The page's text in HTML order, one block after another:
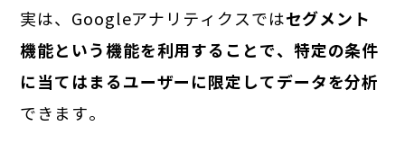
実は、Googleアナリティクスではセグメント
機能という機能を利用することで、特定の条件
に当てはまるユーザーに限定してデータを分析
できます。